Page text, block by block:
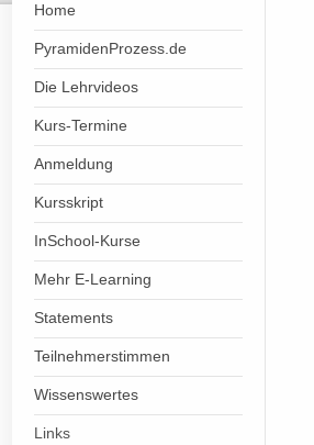
Home
PyramidenProzess.de
Die Lehrvideos
Kurs-Termine
Anmeldung
Kursskript
InSchool-Kurse
Mehr E-Learning
Statements
Teilnehmerstimmen
Wissenswertes
Links